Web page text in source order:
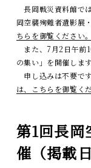
長岡戦災資料館で
岡空襲殉難者遺影展
ちらを御覧ください。
また、7月2日午前
の集い」を開催します
申し込みは不要で
は、こちらを御覧くだ
第1回長岡
催（掲載